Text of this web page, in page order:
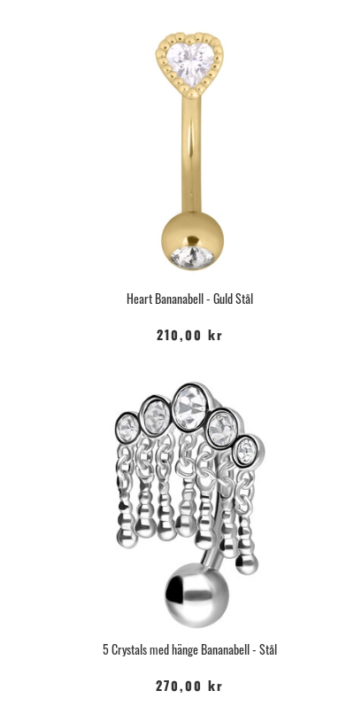
Heart Bananabell - Guld Stål
210,00 kr
5 Crystals med hänge Bananabell - Stål
270,00 kr